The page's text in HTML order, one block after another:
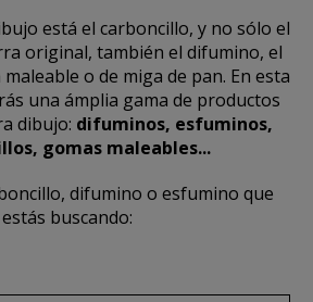
está el carboncillo, y no sólo el
original, también el difumino, el
o de miga de pan. En esta
una ámplia gama de productos
dibujo: difuminos, esfuminos,
gomas maleables...
difumino o esfumino que
estás buscando: